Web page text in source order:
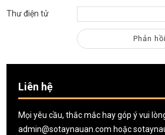
Thư điện tử
Liên hệ
Mọi yêu cầu, thắc mắc hay góp ý vui
admin@sotaynauan.com hoặc